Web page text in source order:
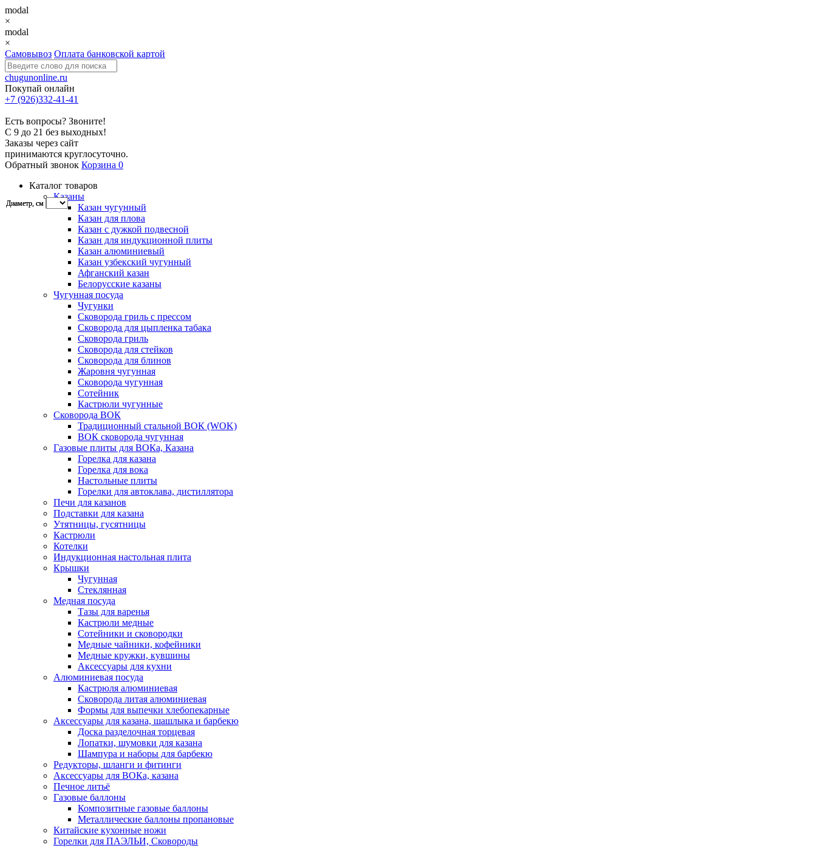
modal
×
modal
×
Самовывоз Оплата банковской картой
chugunonline.ru
Покупай онлайн
+7 (926)332-41-41
Есть вопросы? Звоните!
С 9 до 21 без выходных!
Заказы через сайт
принимаются круглосуточно.
Обратный звонок Корзина 0
Каталог товаров
Казаны
Казан чугунный
Казан для плова
Казан с дужкой подвесной
Казан для индукционной плиты
Казан алюминиевый
Казан узбекский чугунный
Афганский казан
Белорусские казаны
Чугунная посуда
Чугунки
Сковорода гриль с прессом
Сковорода для цыпленка табака
Сковорода гриль
Сковорода для стейков
Сковорода для блинов
Жаровня чугунная
Сковорода чугунная
Сотейник
Кастрюли чугунные
Сковорода ВОК
Традиционный стальной ВОК (WOK)
ВОК сковорода чугунная
Газовые плиты для ВОКа, Казана
Горелка для казана
Горелка для вока
Настольные плиты
Горелки для автоклава, дистиллятора
Печи для казанов
Подставки для казана
Утятницы, гусятницы
Кастрюли
Котелки
Индукционная настольная плита
Крышки
Чугунная
Стеклянная
Медная посуда
Тазы для варенья
Кастрюли медные
Сотейники и сковородки
Медные чайники, кофейники
Медные кружки, кувшины
Аксессуары для кухни
Алюминиевая посуда
Кастрюля алюминиевая
Сковорода литая алюминиевая
Формы для выпечки хлебопекарные
Аксессуары для казана, шашлыка и барбекю
Доска разделочная торцевая
Лопатки, шумовки для казана
Шампура и наборы для барбекю
Редукторы, шланги и фитинги
Аксессуары для ВОКа, казана
Печное литьё
Газовые баллоны
Композитные газовые баллоны
Металлические баллоны пропановые
Китайские кухонные ножи
Горелки для ПАЭЛЬИ, Сковороды
Диаметр, см
Диаметр, см